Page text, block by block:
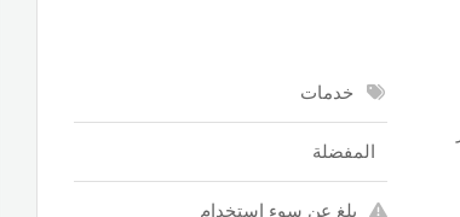
خدمات
المفضلة
بلغ عن سوء استخدام